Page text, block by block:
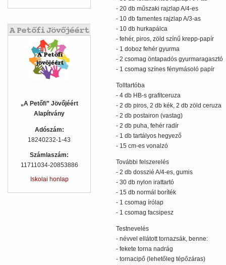
„A Petőfi” Jövőjéért
Alapítvány
Adószám:
18240232-1-43
Számlaszám:
11711034-20853886
Iskolai honlap
- 20 db műszaki rajzlap A/4-es
- 10 db famentes rajzlap A/3-as
- 10 db hurkapálca
- fehér, piros, zöld színű krepp-papír
- 1 doboz fehér gyurma
- 2 csomag öntapadós gyurmaragasztó
- 1 csomag színes fénymásoló papír
Tolltartóba
- 4 db HB-s grafitceruza
- 2 db piros, 2 db kék, 2 db zöld ceruza
- 2 db postairon (vastag)
- 2 db puha, fehér radír
- 1 db tartályos hegyező
- 15 cm-es vonalzó
További felszerelés
- 2 db dosszié A/4-es, gumis
- 30 db nylon irattartó
- 15 db normál boríték
- 1 csomag írólap
- 1 csomag facsipesz
Testnevelés
- névvel ellátott tornazsák, benne:
- fekete torna nadrág
- tornacipő (lehetőleg tépőzáras)